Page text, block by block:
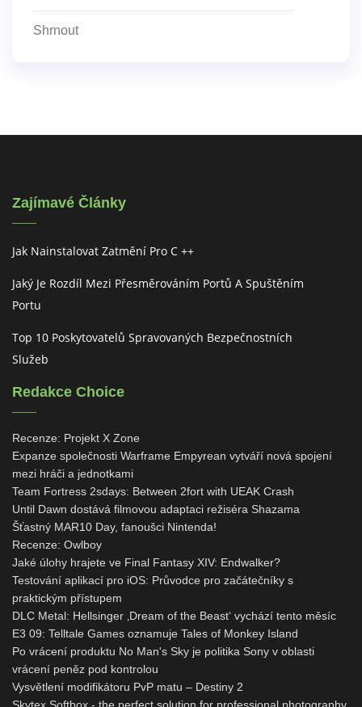
Shrnout
Zajímavé Články
Jak Nainstalovat Zatmění Pro C ++
Jaký Je Rozdíl Mezi Přesměrováním Portů A Spuštěním
Portu
Top 10 Poskytovatelů Spravovaných Bezpečnostních
Služeb
Redakce Choice
Recenze: Projekt X Zone
Expanze společnosti Warframe Empyrean vytváří nová spojení
mezi hráči a jednotkami
Team Fortress 2sdays: Between 2fort with UEAK Crash
Until Dawn dostává filmovou adaptaci režiséra Shazama
Šťastný MAR10 Day, fanoušci Nintenda!
Recenze: Owlboy
Jaké úlohy hrajete ve Final Fantasy XIV: Endwalker?
Testování aplikací pro iOS: Průvodce pro začátečníky s
praktickým přístupem
DLC Metal: Hellsinger ‚Dream of the Beast‘ vychází tento měsíc
E3 09: Telltale Games oznamuje Tales of Monkey Island
Po vrácení produktu No Man's Sky je politika Sony v oblasti
vrácení peněz pod kontrolou
Vysvětlení modifikátoru PvP matu – Destiny 2